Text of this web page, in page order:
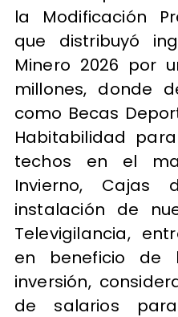
la Modificación
que distribuyó
Minero 2026 por
millones, donde
como Becas
Habitabilidad
techos en el
Invierno, Cajas
instalación de
Televigilancia,
en beneficio de
inversión,
de salarios